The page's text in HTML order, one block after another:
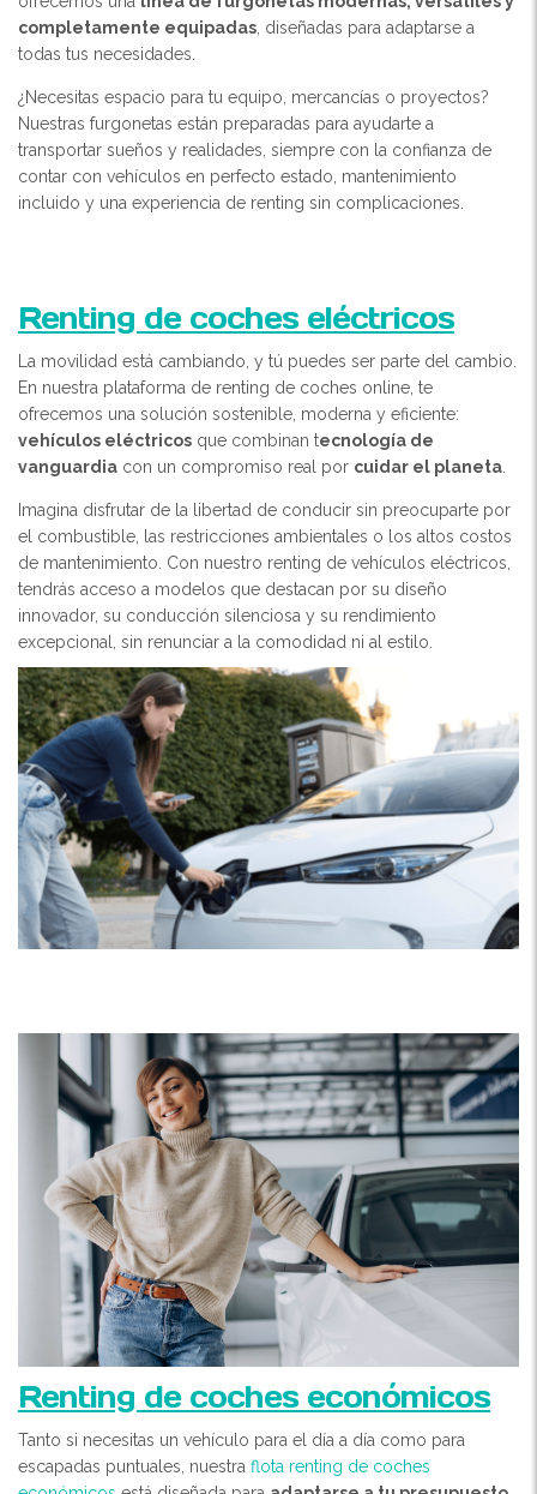
completamente equipadas , diseñadas para adaptarse a
todas tus necesidades.
¿Necesitas espacio para tu equipo, mercancías o proyectos?
Nuestras furgonetas están preparadas para ayudarte a
transportar sueños y realidades, siempre con la confianza de
contar con vehículos en perfecto estado, mantenimiento
incluido y una experiencia de renting sin complicaciones.
Renting de coches eléctricos
La movilidad está cambiando, y tú puedes ser parte del cambio.
En nuestra plataforma de renting de coches online, te
ofrecemos una solución sostenible, moderna y eficiente:
vehículos eléctricos que combinan tecnología de
vanguardia con un compromiso real por cuidar el planeta
Imagina disfrutar de la libertad de conducir sin preocuparte por
el combustible, las restricciones ambientales o los altos costos
de mantenimiento. Con nuestro renting de vehículos eléctricos,
tendrás acceso a modelos que destacan por su diseño
innovador, su conducción silenciosa y su rendimiento
excepcional, sin renunciar a la comodidad ni al estilo.
Renting de coches económicos
Tanto si necesitas un vehículo para el día a día como para
escapadas puntuales, nuestra flota renting de coches